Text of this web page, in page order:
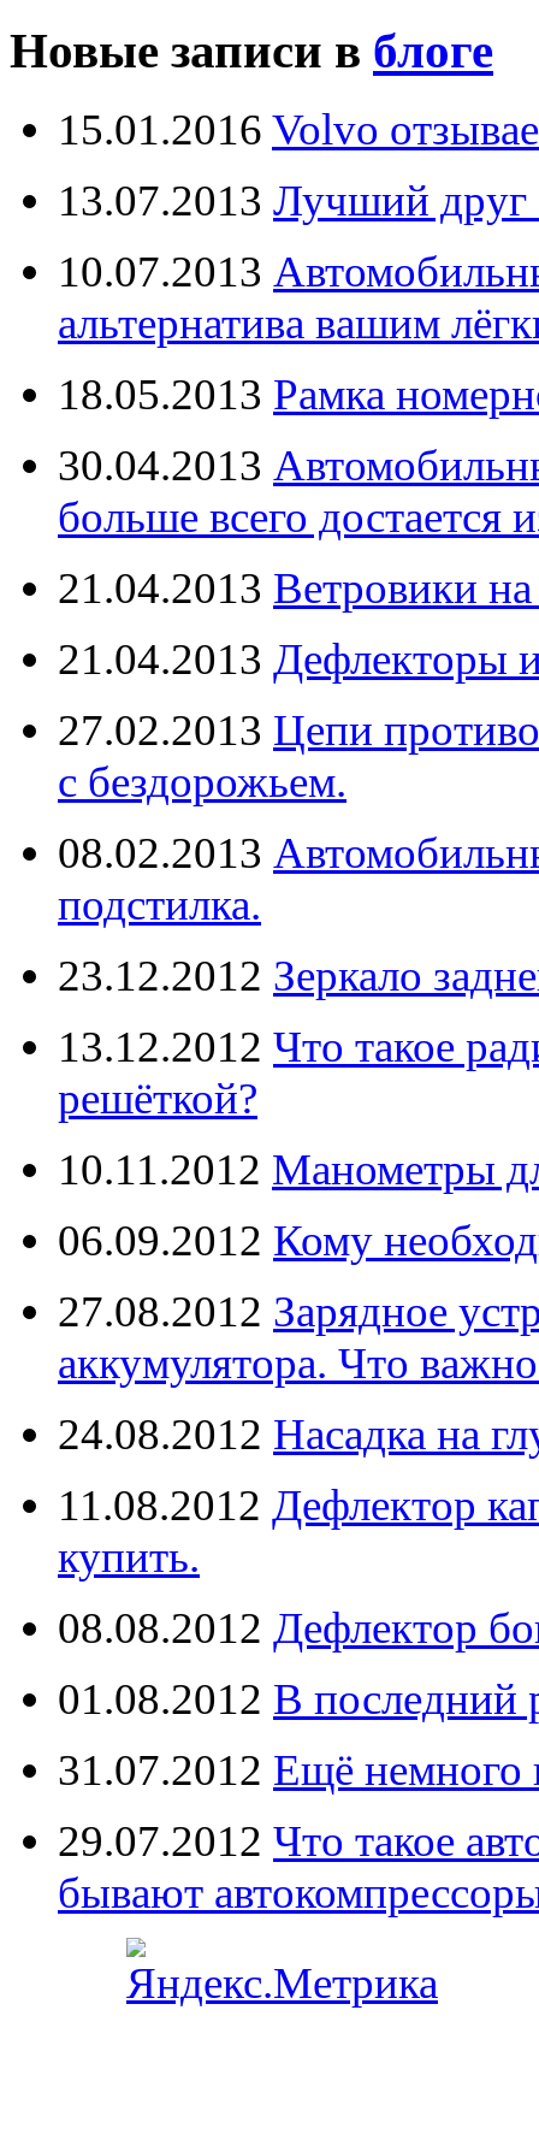
Новые записи в блоге
15.01.2016 Volvo
13.07.2013 Лучший друг
10.07.2013
альтернатива вашим
18.05.2013 Рамка
30.04.2013
больше всего достается
21.04.2013 Ветровики
21.04.2013 Дефлекторы
27.02.2013 Цепи
с бездорожьем.
08.02.2013
подстилка.
23.12.2012 Зеркало
13.12.2012 Что такое
решёткой?
10.11.2012 Манометры
06.09.2012 Кому
27.08.2012 Зарядное
аккумулятора. Что
24.08.2012 Насадка на
11.08.2012 Дефлектор
купить.
08.08.2012 Дефлектор
01.08.2012 В последний
31.07.2012 Ещё немного
29.07.2012 Что такое
бывают